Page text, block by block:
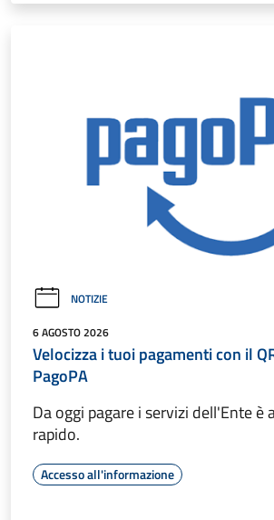
NOTIZIE
6 AGOSTO 2026
Velocizza i tuoi pagamenti con il
PagoPA
Da oggi pagare i servizi dell'Ente è
rapido.
Accesso all'informazione